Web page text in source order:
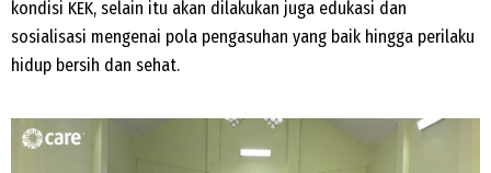
kondisi KEK, selain itu akan dilakukan juga edukasi dan
sosialisasi mengenai pola pengasuhan yang baik hingga perilaku
hidup bersih dan sehat.